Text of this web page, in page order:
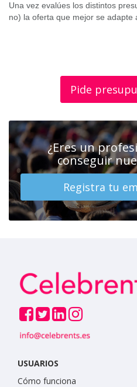
Una vez evalúes los distintos
no) la oferta que mejor se adapte
Pide
¿Eres un
conseguir
Registra tu
USUARIOS
Cómo funciona